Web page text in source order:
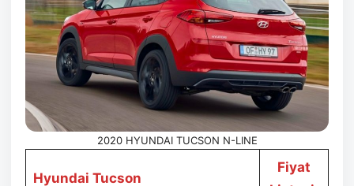
2020 HYUNDAI TUCSON N-LINE
Hyundai Tucson
Fiyat